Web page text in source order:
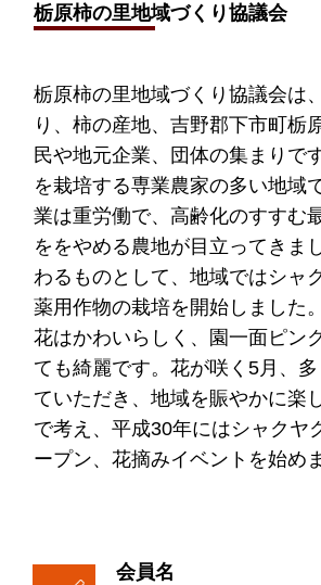
栃原柿の里地域づくり協議会
栃原柿の里地域づくり協議会は
り、柿の産地、吉野郡下市町栃
民や地元企業、団体の集まりで
を栽培する専業農家の多い地域
業は重労働で、高齢化のすすむ
ををやめる農地が目立ってきま
わるものとして、地域ではシャ
薬用作物の栽培を開始しました
花はかわいらしく、園一面ピン
ても綺麗です。花が咲く5月、
ていただき、地域を賑やかに楽
で考え、平成30年にはシャクヤ
ープン、花摘みイベントを始め
会員名